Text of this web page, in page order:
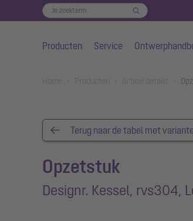
Producten Service
Terug naar de tabel met
Opzetstuk
Designr. Kessel, rvs304,